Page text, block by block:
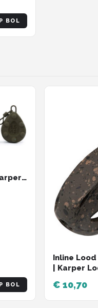
BOL
BOL
Inline
| Karper
€ 10,70